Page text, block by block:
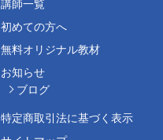
講師⼀覧
初めての⽅へ
無料オリジナル教材
お知らせ
ブログ
特定商取引法に基づく表示